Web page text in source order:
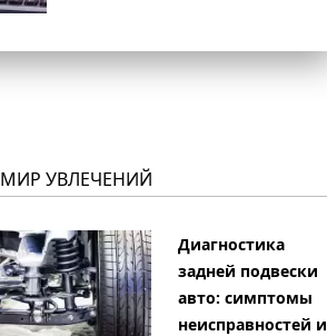
МИР УВЛЕЧЕНИЙ
Диагностика
задней подвески
авто: симптомы
неисправностей и